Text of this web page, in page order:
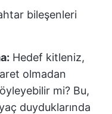
bileşenleri
Hedef kitleniz,
olmadan
mi? Bu,
duyduklarında